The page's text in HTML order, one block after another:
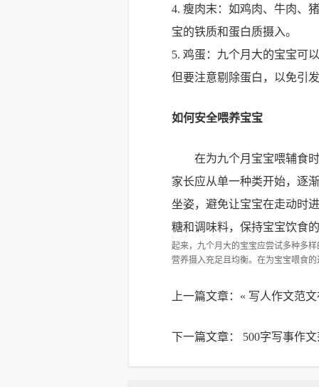
4. 瘦肉末：如鸡肉、牛肉、
宝的铁质和蛋白质摄入。
5. 鸡蛋：九个月大的宝宝可
但要注意剔除蛋白，以免引
如何安全喂养宝宝
在为九个月宝宝喂辅食
家长应从单一种类开始，逐
坐姿，避免让宝宝在走动时
糖和调味料，保持宝宝饮食
起来，九个月大的宝宝应尝试多种多
营养摄入充足且均衡。在为宝宝喂食
上一篇文章：« 写人作文范
下一篇文章： 500字写事作